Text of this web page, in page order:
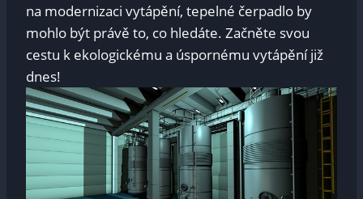
na modernizaci vytápění, tepelné čerpadlo by
mohlo být právě to, co hledáte. Začněte svou
cestu k ekologickému a úspornému vytápění již
dnes!